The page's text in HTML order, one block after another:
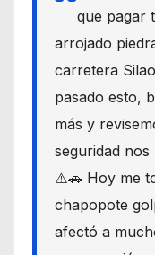
que pagar
arrojado
carretera
pasado esto,
más y
seguridad
⚠️🚗 Hoy me
chapopote
afectó a